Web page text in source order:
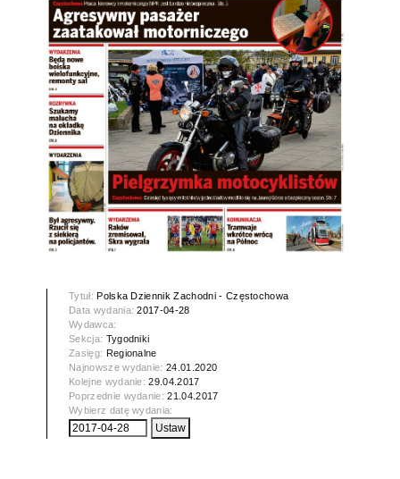
Tytuł:Polska Dziennik Zachodni - Częstochowa
Data wydania:2017-04-28
Wydawca:
Sekcja: Tygodniki
Zasięg: Regionalne
Najnowsze wydanie:24.01.2020
Kolejne wydanie:29.04.2017
Poprzednie wydanie:21.04.2017
Wybierz datę wydania: